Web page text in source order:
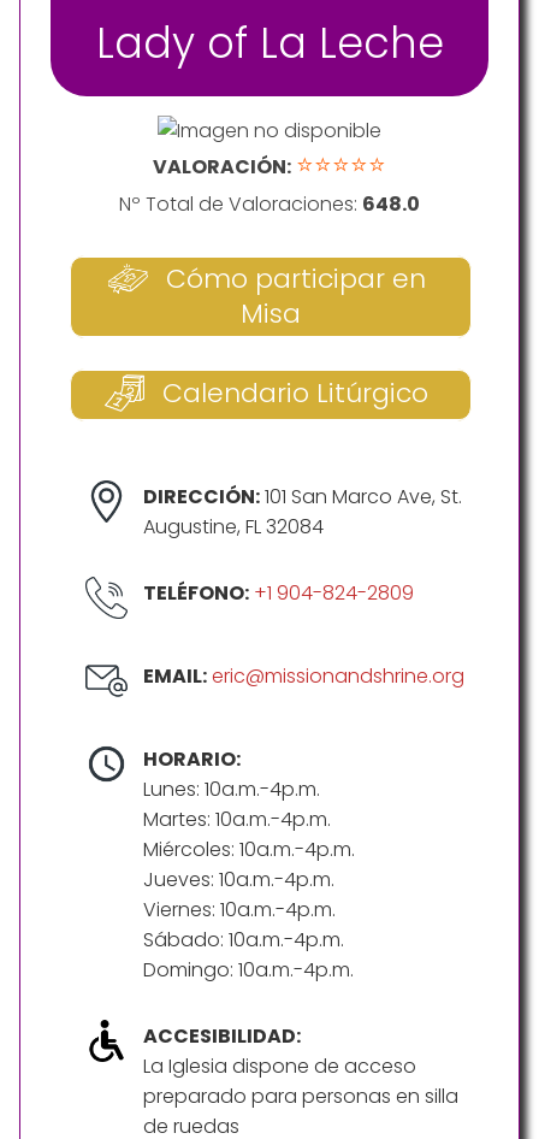
Lady of La Leche
VALORACIÓN: ⭐⭐⭐⭐⭐
Nº Total de Valoraciones: 648.0
Cómo participar en
Misa
Calendario Litúrgico
DIRECCIÓN:101 San Marco Ave, St.
Augustine, FL 32084
TELÉFONO: +1 904-824-2809
EMAIL:eric@missionandshrine.org
HORARIO:
Lunes: 10a.m.-4p.m.
Martes: 10a.m.-4p.m.
Miércoles: 10a.m.-4p.m.
Jueves: 10a.m.-4p.m.
Viernes: 10a.m.-4p.m.
Sábado: 10a.m.-4p.m.
Domingo: 10a.m.-4p.m.
ACCESIBILIDAD:
La Iglesia dispone de acceso
preparado para personas en silla
de ruedas